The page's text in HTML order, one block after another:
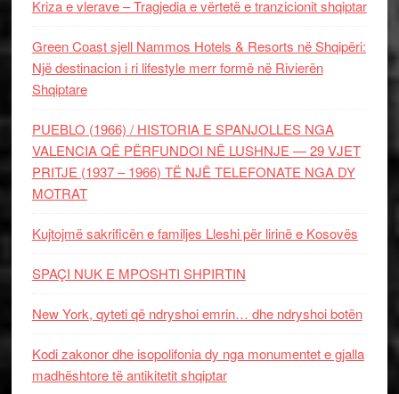
Kriza e vlerave – Tragjedia e vërtetë e tranzicionit shqiptar
Green Coast sjell Nammos Hotels & Resorts në Shqipëri:
Një destinacion i ri lifestyle merr formë në Rivierën
Shqiptare
PUEBLO (1966) / HISTORIA E SPANJOLLES NGA
VALENCIA QË PËRFUNDOI NË LUSHNJE — 29 VJET
PRITJE (1937 – 1966) TË NJË TELEFONATE NGA DY
MOTRAT
Kujtojmë sakrificën e familjes Lleshi për lirinë e Kosovës
SPAÇI NUK E MPOSHTI SHPIRTIN
New York, qyteti që ndryshoi emrin… dhe ndryshoi botën
Kodi zakonor dhe isopolifonia dy nga monumentet e gjalla
madhështore të antikitetit shqiptar